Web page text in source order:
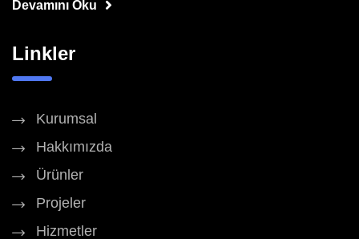
Devamını Oku
Linkler
Kurumsal
Hakkımızda
Ürünler
Projeler
Hizmetler